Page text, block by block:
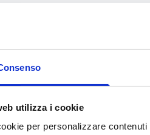
utilizza i cookie
per personalizzare
Comunità Comasca onlus
dei progetti di interesse
non potrà essere
erogato dalla Fondazione